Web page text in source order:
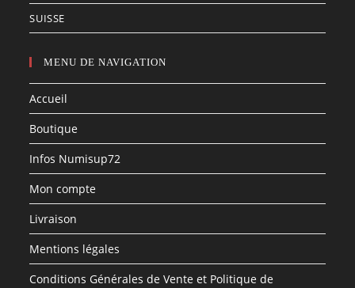
SUISSE
MENU DE NAVIGATION
Accueil
Boutique
Infos Numisup72
Mon compte
Livraison
Mentions légales
Conditions Générales de Vente et Politique de